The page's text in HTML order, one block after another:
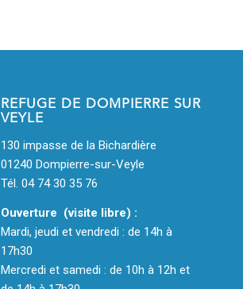
REFUGE DE DOMPIERRE SUR
VEYLE
130 impasse de la Bichardière
01240 Dompierre-sur-Veyle
Tél. 04 74 30 35 76
Ouverture (visite libre) :
Mardi, jeudi et vendredi : de 14h à
17h30
Mercredi et samedi : de 10h à 12h et